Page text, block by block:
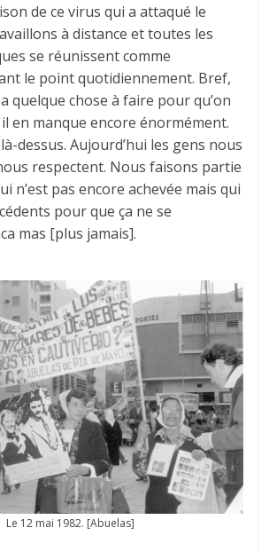
de ce virus qui a attaqué le
à distance et toutes les
se réunissent comme
le point quotidiennement. Bref,
quelque chose à faire pour qu’on
en manque encore énormément.
dessus. Aujourd’hui les gens nous
respectent. Nous faisons partie
n’est pas encore achevée mais qui
pour que ça ne se
mas [plus jamais].
Le 12 mai 1982. [Abuelas]